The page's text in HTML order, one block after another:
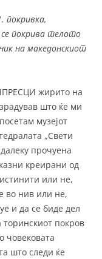
покривка,
покрива телото
на македонскиот
жирито на
што ќе ми
музејот
„Свети
прочуена
креирани од
или не,
во нив или не,
и да се биде дел
торинскиот покров
човековата
што следи ќе